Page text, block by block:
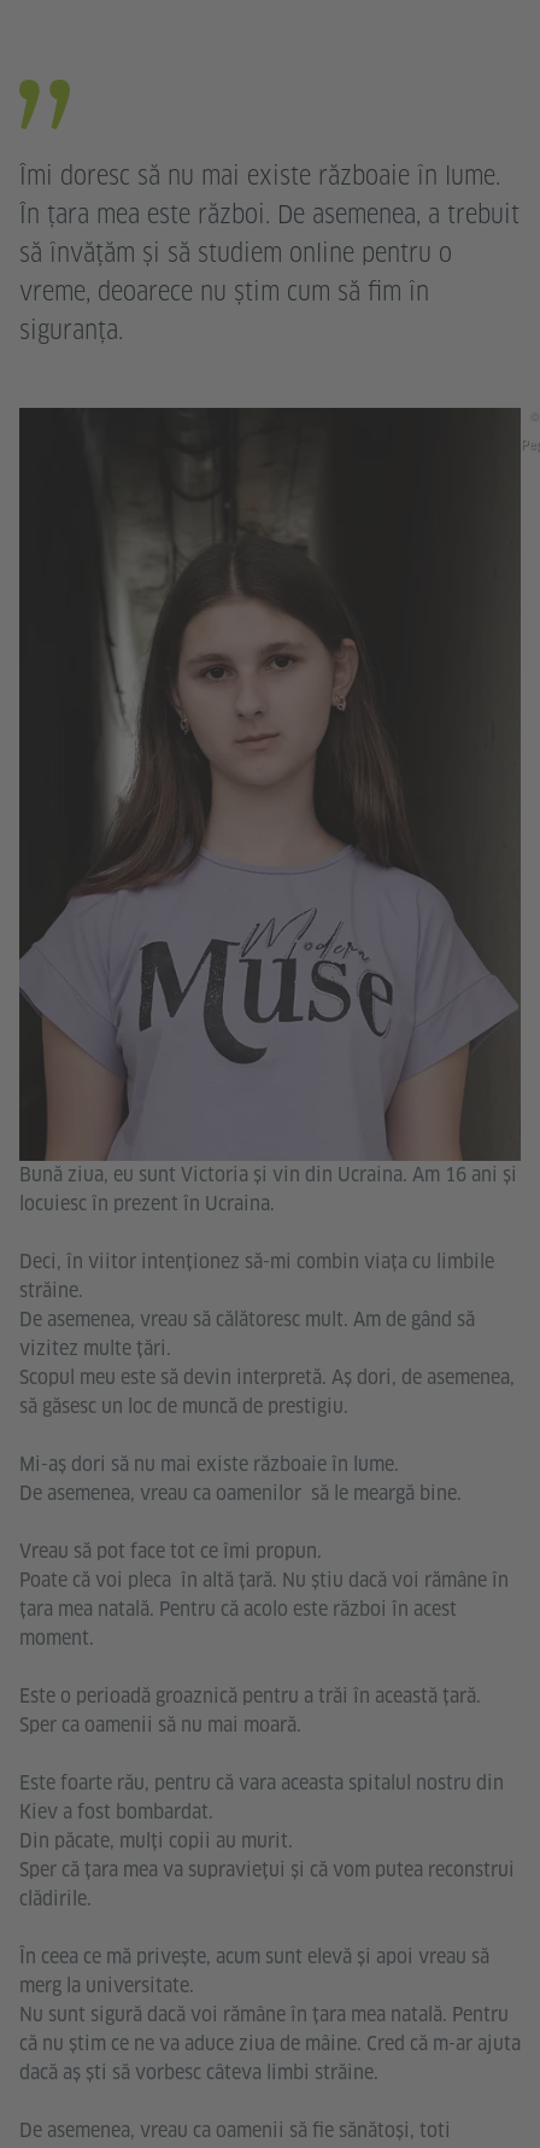
Îmi doresc să nu mai existe războaie în lume.
În țara mea este război. De asemenea, a trebuit
să învățăm și să studiem online pentru o
vreme, deoarece nu știm cum să fim în
siguranța.
Bună ziua, eu sunt Victoria și vin din Ucraina. Am 16 ani și
locuiesc în prezent în Ucraina.
Deci, în viitor intenționez să-mi combin viața cu limbile
străine.
De asemenea, vreau să călătoresc mult. Am de gând să
vizitez multe țări.
Scopul meu este să devin interpretă. Aș dori, de asemenea,
să găsesc un loc de muncă de prestigiu.
Mi-aș dori să nu mai existe războaie în lume.
De asemenea, vreau ca oamenilor să le meargă bine.
Vreau să pot face tot ce îmi propun.
Poate că voi pleca în altă țară. Nu știu dacă voi rămâne în
țara mea natală. Pentru că acolo este război în acest
moment.
Este o perioadă groaznică pentru a trăi în această țară.
Sper ca oamenii să nu mai moară.
Este foarte rău, pentru că vara aceasta spitalul nostru din
Kiev a fost bombardat.
Din păcate, mulți copii au murit.
Sper că țara mea va supraviețui și că vom putea reconstrui
clădirile.
În ceea ce mă privește, acum sunt elevă și apoi vreau să
merg la universitate.
Nu sunt sigură dacă voi rămâne în țara mea natală. Pentru
că nu știm ce ne va aduce ziua de mâine. Cred că m-ar ajuta
dacă aș ști să vorbesc câteva limbi străine.
De asemenea, vreau ca oamenii să fie sănătoși, toti